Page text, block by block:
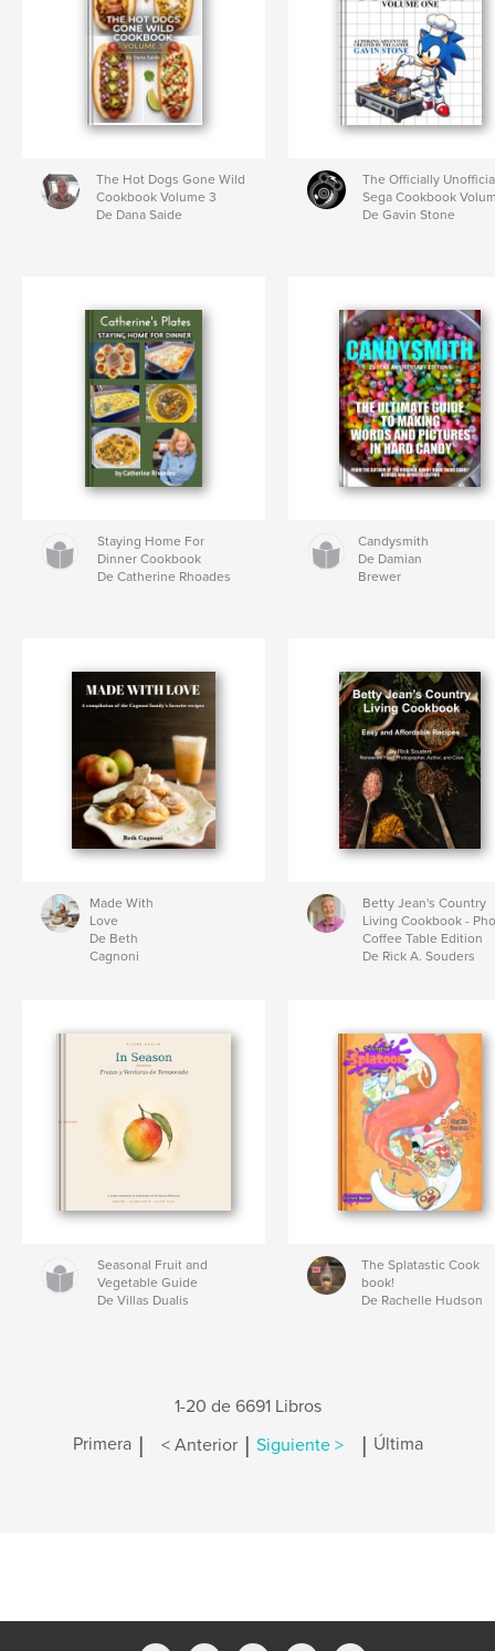
The Hot Dogs Gone Wild
Cookbook Volume 3
De Dana Saide
The Officially
Sega Cookbook
De Gavin Stone
Staying Home For
Dinner Cookbook
De Catherine Rhoades
Candysmith
De Damian
Brewer
Made With
Love
De Beth
Cagnoni
Betty Jean's Country
Living Cookbook -
Coffee Table Edition
De Rick A. Souders
Seasonal Fruit and
Vegetable Guide
De Villas Dualis
The Splatastic Cook
book!
De Rachelle Hudson
1-20 de 6691 Libros
Primera | < Anterior | Siguiente > | Última